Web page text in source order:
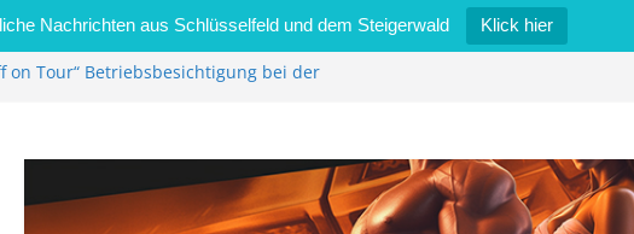
Nachrichten aus Schlüsselfeld und dem Steigerwald Klick hier
on Tour“ Betriebsbesichtigung bei der
bietet Online-Anmeldung für
an
im Wert von 600 Euro